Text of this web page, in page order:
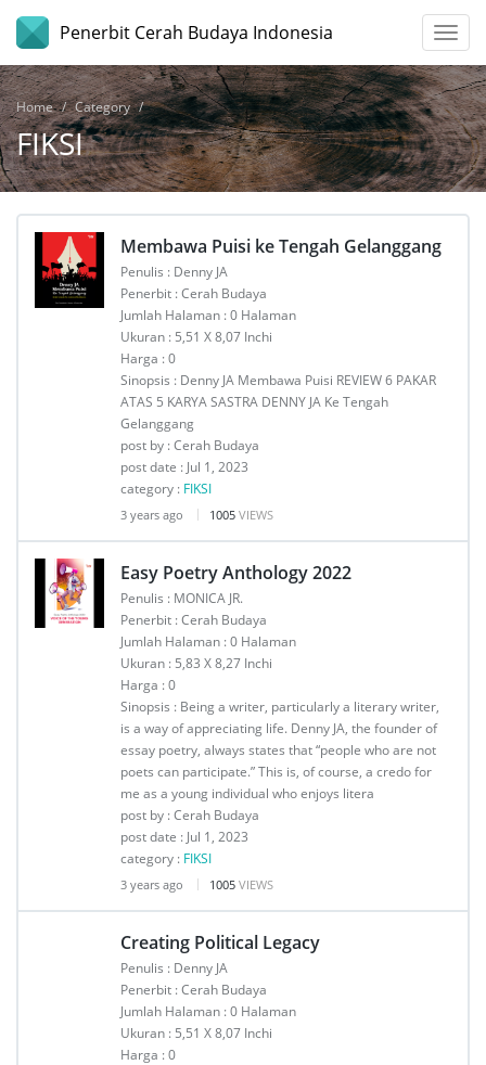
Penerbit Cerah Budaya Indonesia
Home Category
FIKSI
Membawa Puisi ke Tengah Gelanggang
Penulis : Denny JA
Penerbit : Cerah Budaya
Jumlah Halaman : 0 Halaman
Ukuran : 5,51 X 8,07 Inchi
Harga : 0
Sinopsis : Denny JA Membawa Puisi REVIEW 6 PAKAR
ATAS 5 KARYA SASTRA DENNY JA Ke Tengah
Gelanggang
post by : Cerah Budaya
post date : Jul 1, 2023
category : FIKSI
3 years ago 1005 VIEWS
Easy Poetry Anthology 2022
Penulis : MONICA JR.
Penerbit : Cerah Budaya
Jumlah Halaman : 0 Halaman
Ukuran : 5,83 X 8,27 Inchi
Harga : 0
Sinopsis : Being a writer, particularly a literary writer,
is a way of appreciating life. Denny JA, the founder of
essay poetry, always states that “people who are not
poets can participate.” This is, of course, a credo for
me as a young individual who enjoys litera
post by : Cerah Budaya
post date : Jul 1, 2023
category : FIKSI
3 years ago 1005 VIEWS
Creating Political Legacy
Penulis : Denny JA
Penerbit : Cerah Budaya
Jumlah Halaman : 0 Halaman
Ukuran : 5,51 X 8,07 Inchi
Harga : 0